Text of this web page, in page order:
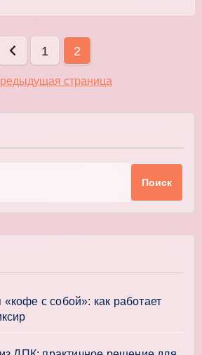
1 2
страница
Поиск
с собой»: как работает